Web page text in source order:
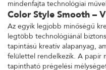
mindenfajta technológiai
Color Style Smooth –
Az egyik legjobb minőségű
legtöbb technológiánál
tapintású kreatív alapanyag,
felülettel rendelkezik. A papír
tapintható prégelési